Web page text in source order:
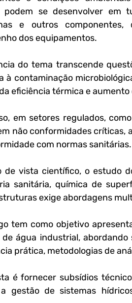
podem se desenvolver em
e outros
dos equipamentos.
do tema transcende
à contaminação
eficiência térmica e
em setores regulados,
não conformidades
com normas sanitárias.
de vista científico, o estudo
sanitária, química de
exige abordagens
tem como objetivo
de água industrial,
prática, metodologias de
é fornecer subsídios
gestão de sistemas